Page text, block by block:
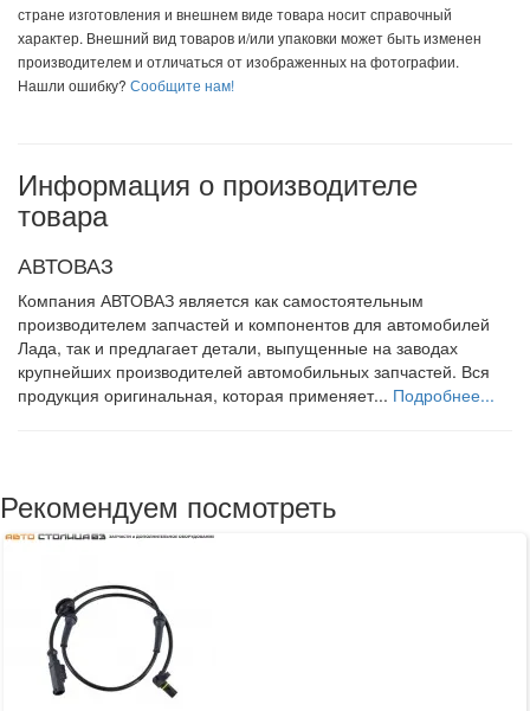
стране изготовления и внешнем виде товара носит справочный
характер. Внешний вид товаров и/или упаковки может быть изменен
производителем и отличаться от изображенных на фотографии.
Нашли ошибку? Сообщите нам!
Информация о производителе
товара
АВТОВАЗ
Компания АВТОВАЗ является как самостоятельным
производителем запчастей и компонентов для автомобилей
Лада, так и предлагает детали, выпущенные на заводах
крупнейших производителей автомобильных запчастей. Вся
продукция оригинальная, которая применяет... Подробнее...
Рекомендуем посмотреть